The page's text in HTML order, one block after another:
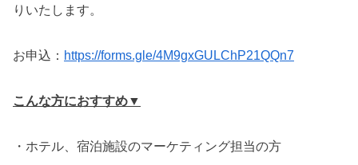
りいたします。
お申込： https://forms.gle/4M9gxGULChP21QQn7
こんな方におすすめ▼
・ホテル、宿泊施設のマーケティング担当の方